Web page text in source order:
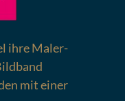
ihre Maler-
mit einer